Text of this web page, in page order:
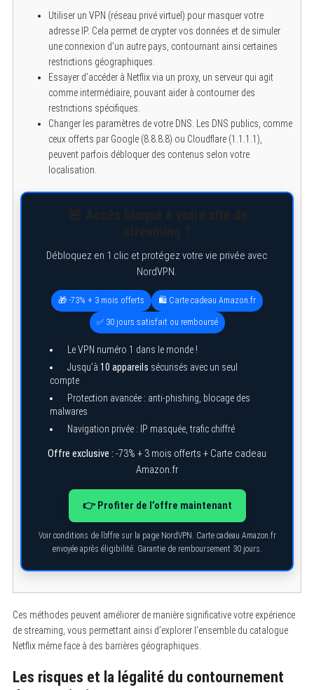
Utiliser un VPN (réseau privé virtuel) pour masquer votre
adresse IP. Cela permet de crypter vos données et de simuler
une connexion d’un autre pays, contournant ainsi certaines
restrictions géographiques.
Essayer d’accéder à Netflix via un proxy, un serveur qui agit
comme intermédiaire, pouvant aider à contourner des
restrictions spécifiques.
Changer les paramètres de votre DNS. Les DNS publics, comme
ceux offerts par Google (8.8.8.8) ou Cloudflare (1.1.1.1),
peuvent parfois débloquer des contenus selon votre
localisation.
Débloquez en 1 clic et protégez votre vie privée avec
NordVPN.
🎁 -73% + 3 mois offerts 🛍️ Carte cadeau Amazon.fr
✅ 30 jours satisfait ou remboursé
Le VPN numéro 1 dans le monde !
Jusqu’à 10 appareils sécurisés avec un seul
compte
Protection avancée : anti-phishing, blocage des
malwares
Navigation privée : IP masquée, trafic chiffré
Offre exclusive : -73% + 3 mois offerts + Carte cadeau
Amazon.fr
👉 Profiter de l’offre maintenant
Voir conditions de l’offre sur la page NordVPN. Carte cadeau Amazon.fr
envoyée après éligibilité. Garantie de remboursement 30 jours.
Ces méthodes peuvent améliorer de manière significative votre expérience
de streaming, vous permettant ainsi d’explorer l’ensemble du catalogue
Netflix même face à des barrières géographiques.
Les risques et la légalité du contournement
r
c
o
r